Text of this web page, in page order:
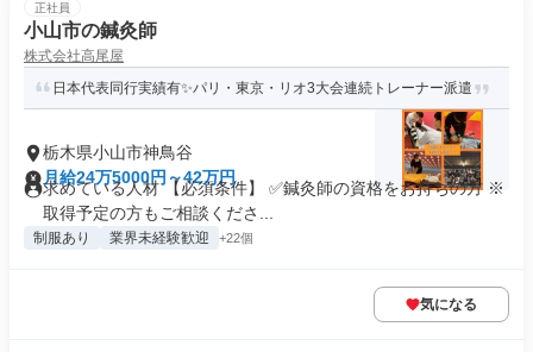
正社員
小山市の鍼灸師
株式会社高尾屋
日本代表同行実績有✨パリ・東京・リオ3大会連続トレーナー派遣
栃木県小山市神鳥谷
月給24万5000円～42万円
求めている人材 【必須条件】 ✅鍼灸師の資格をお持ちの方 ※
取得予定の方もご相談くださ...
制服あり 業界未経験歓迎 +22個
気になる